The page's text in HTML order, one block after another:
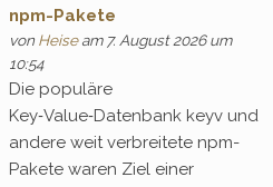
npm-Pakete
vonHeiseam 7. August 2026 um
10:54
Die populäre
Key‑Value‑Datenbank keyv und
andere weit verbreitete npm-
Pakete waren Ziel einer